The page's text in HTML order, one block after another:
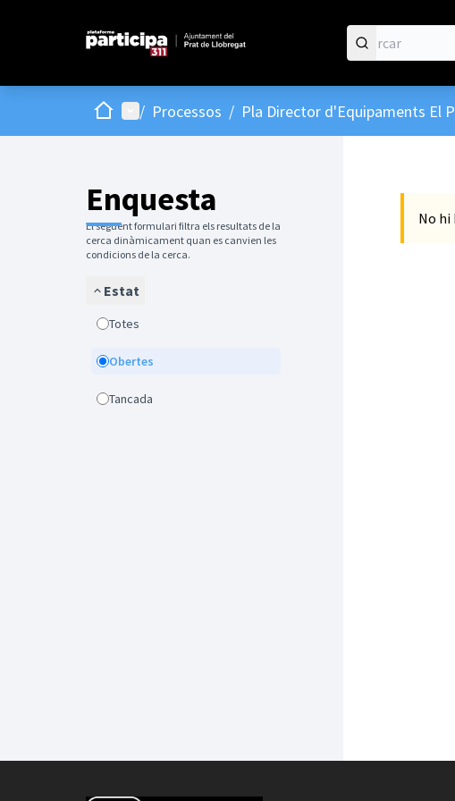
Inici Menú principal
/ Processos / Pla Director d'Equipaments El
Enquesta
El següent formulari filtra els resultats de la
cerca dinàmicament quan es canvien les
condicions de la cerca.
Estat
Totes
Obertes
Tancada
No hi